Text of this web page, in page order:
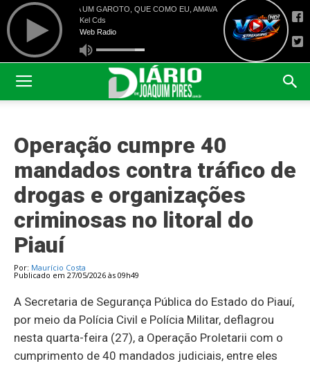
Operação cumpre 40
mandados contra tráfico de
drogas e organizações
criminosas no litoral do
Piauí
Por: Maurício Costa
Publicado em 27/05/2026 às 09h49
A Secretaria de Segurança Pública do Estado do Piauí,
por meio da Polícia Civil e Polícia Militar, deflagrou
nesta quarta-feira (27), a Operação Proletarii com o
cumprimento de 40 mandados judiciais, entre eles